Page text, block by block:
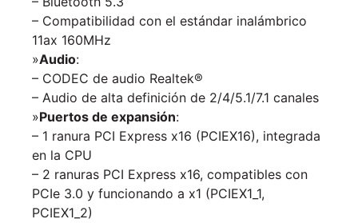
– Compatibilidad con el estándar inalámbrico
11ax 160MHz
»Audio:
– CODEC de audio Realtek®
– Audio de alta definición de 2/4/5.1/7.1 canales
»Puertos de expansión:
– 1 ranura PCI Express x16 (PCIEX16), integrada
en la CPU
– 2 ranuras PCI Express x16, compatibles con
PCIe 3.0 y funcionando a x1 (PCIEX1_1,
PCIEX1_2)